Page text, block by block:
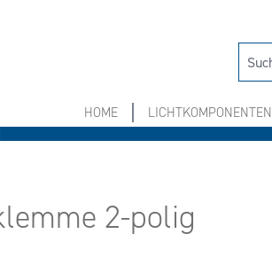
HOME LICHTKOMPONENTEN
2-polig